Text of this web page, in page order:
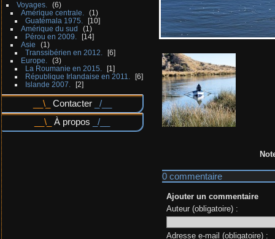
Voyages.
6
Amérique centrale.
1
Guatémala 1975.
10
Amérique du sud
1
Pérou en 2009.
14
Asie
1
Transsibérien en 2012.
6
Europe.
3
La Roumanie en 2015.
1
République Irlandaise en 2011.
6
Islande 2007.
2
Contacter
À propos
0 commentaire
Ajouter un commentaire
Auteur (obligatoire) :
Adresse e-mail (obligatoire) :